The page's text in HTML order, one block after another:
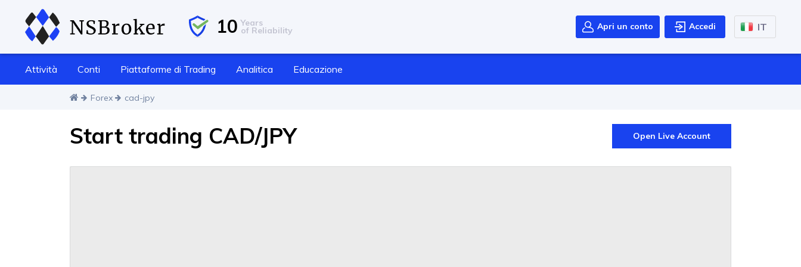
10 Years
of Reliability Apri un conto Accedi IT
Attività Conti Piattaforme di Trading Analitica Educazione
Forex cad-jpy
Start trading CAD/JPY Open Live Account